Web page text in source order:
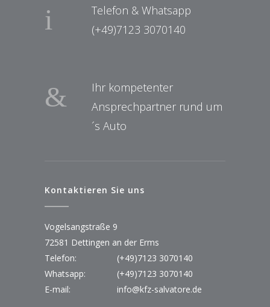
Telefon & Whatsapp
(+49)7123 3070140
Ihr kompetenter
Ansprechpartner rund um
´s Auto
Kontaktieren Sie uns
Vogelsangstraße 9
72581 Dettingen an der Erms
Telefon:
(+49)7123 3070140
Whatsapp:
(+49)7123 3070140
E-mail:
info@kfz-salvatore.de